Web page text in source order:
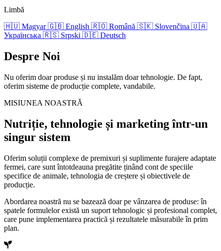
Limbă
🇭🇺 Magyar 🇬🇧 English 🇷🇴 Română 🇸🇰 Slovenčina 🇺🇦
Українська 🇷🇸 Srpski 🇩🇪 Deutsch
Despre Noi
Nu oferim doar produse și nu instalăm doar tehnologie. De fapt,
oferim sisteme de producție complete, vandabile.
MISIUNEA NOASTRĂ
Nutriție, tehnologie și marketing într-un
singur sistem
Oferim soluții complexe de premixuri și suplimente furajere adaptate
fermei, care sunt întotdeauna pregătite ținând cont de speciile
specifice de animale, tehnologia de creștere și obiectivele de
producție.
Abordarea noastră nu se bazează doar pe vânzarea de produse: în
spatele formulelor există un suport tehnologic și profesional complet,
care pune implementarea practică și rezultatele măsurabile în prim
plan.